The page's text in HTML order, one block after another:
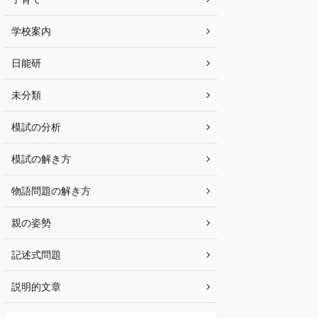
学校案内
日能研
未分類
模試の分析
模試の解き方
物語問題の解き方
親の姿勢
記述式問題
説明的文章